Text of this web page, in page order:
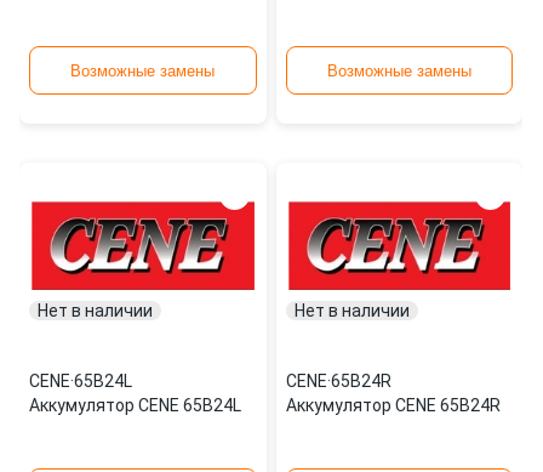
Возможные замены Возможные замены
Нет в наличии
CENE·65B24L
Аккумулятор CENE 65B24L
Нет в наличии
CENE·65B24R
Аккумулятор CENE 65B24R